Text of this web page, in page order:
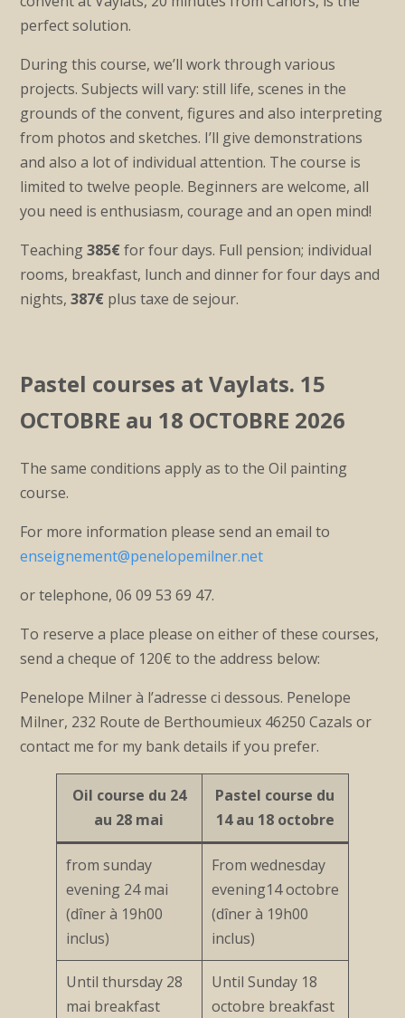
perfect solution.
During this course, we’ll work through various
projects. Subjects will vary: still life, scenes in the
grounds of the convent, figures and also interpreting
from photos and sketches. I’ll give demonstrations
and also a lot of individual attention. The course is
limited to twelve people. Beginners are welcome, all
you need is enthusiasm, courage and an open mind!
Teaching385€for four days. Full pension; individual
rooms, breakfast, lunch and dinner for four days and
nights, 387€plus taxe de sejour.
Pastel courses at Vaylats. 15
OCTOBRE au 18 OCTOBRE 2026
The same conditions apply as to the Oil painting
course.
For more information please send an email to
enseignement@penelopemilner.net
or telephone, 06 09 53 69 47.
To reserve a place please on either of these courses,
send a cheque of 120€ to the address below:
Penelope Milner à l’adresse ci dessous. Penelope
Milner, 232 Route de Berthoumieux 46250 Cazals or
contact me for my bank details if you prefer.
Oil course du 24
au 28 mai
Pastel course du
14 au 18 octobre
from sunday
evening 24 mai
(dîner à 19h00
inclus)
From wednesday
evening14 octobre
(dîner à 19h00
inclus)
Until thursday 28
mai breakfast
Until Sunday 18
octobre breakfast